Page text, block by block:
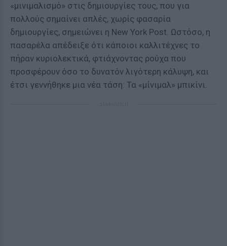
«μινιμαλισμό» στις δημιουργίες τους, που για
πολλούς σημαίνει απλές, χωρίς φασαρία
δημιουργίες, σημειώνει η New York Post. Ωστόσο, η
πασαρέλα απέδειξε ότι κάποιοι καλλιτέχνες το
πήραν κυριολεκτικά, φτιάχνοντας ρούχα που
προσφέρουν όσο το δυνατόν λιγότερη κάλυψη, και
έτσι γεννήθηκε μια νέα τάση: Τα «μίνιμαλ» μπικίνι.